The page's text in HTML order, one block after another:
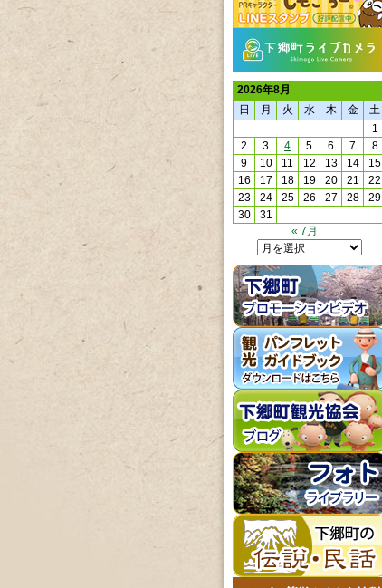
2026年8月
日
月 火 水 木 金
土
1
2
3 4 5 6 7
8
9
10 11 12 13 14
15
16
17 18 19 20 21
22
23
24 25 26 27 28
29
30
31
« 7月